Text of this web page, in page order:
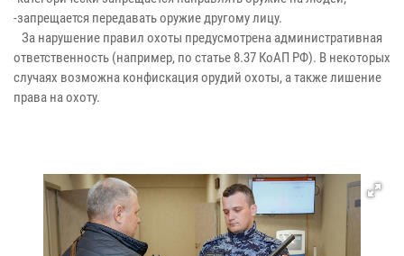
-запрещается передавать оружие другому лицу.
За нарушение правил охоты предусмотрена административная
ответственность (например, по статье 8.37 КоАП РФ). В некоторых
случаях возможна конфискация орудий охоты, а также лишение
права на охоту.